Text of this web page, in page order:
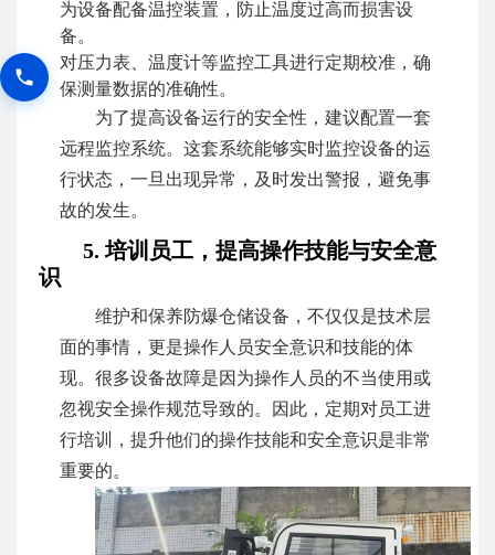
为设备配备温控装置，防止温度过高而损害设
备。
对压力表、温度计等监控工具进行定期校准，确
保测量数据的准确性。
为了提高设备运行的安全性，建议配置一套
远程监控系统。这套系统能够实时监控设备的运
行状态，一旦出现异常，及时发出警报，避免事
故的发生。
5. 培训员工，提高操作技能与安全意
识
维护和保养防爆仓储设备，不仅仅是技术层
面的事情，更是操作人员安全意识和技能的体
现。很多设备故障是因为操作人员的不当使用或
忽视安全操作规范导致的。因此，定期对员工进
行培训，提升他们的操作技能和安全意识是非常
重要的。